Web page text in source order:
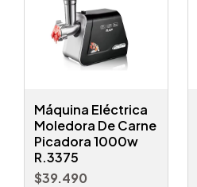
Máquina Eléctrica
Moledora De Carne
Picadora 1000w
R.3375
$39.490